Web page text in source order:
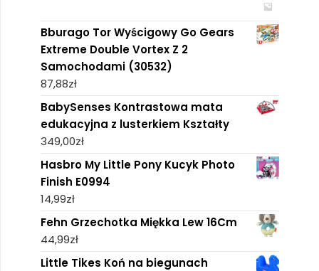
Bburago Tor Wyścigowy Go Gears
Extreme Double Vortex Z 2
Samochodami (30532)
87,88zł
BabySenses Kontrastowa mata
edukacyjna z lusterkiem Kształty
349,00zł
Hasbro My Little Pony Kucyk Photo
Finish E0994
14,99zł
Fehn Grzechotka Miękka Lew 16Cm
44,99zł
Little Tikes Koń na biegunach